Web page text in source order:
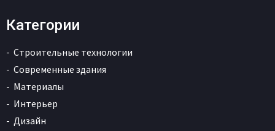
Категории
Строительные технологии
Современные здания
Материалы
Интерьер
Дизайн